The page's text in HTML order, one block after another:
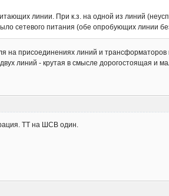
линии. При к.з. на одной из линий
сетевого питания (обе опробующих линии
присоединениях линий и трансформаторов
линий - крутая в смысле дорогостоящая и
ТТ на ШСВ один.